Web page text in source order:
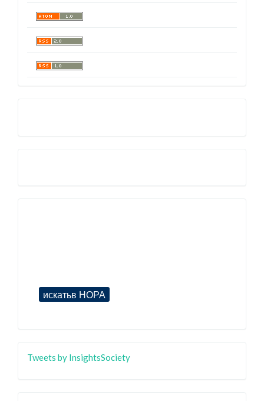
Tweets by InsightsSociety